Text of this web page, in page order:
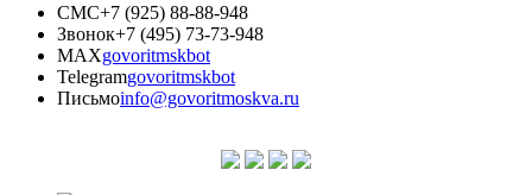
СМС+7 (925) 88-88-948
Звонок+7 (495) 73-73-948
MAXgovoritmskbot
Telegramgovoritmskbot
Письмоinfo@govoritmoskva.ru